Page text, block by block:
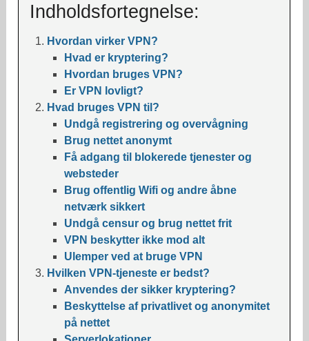
Indholdsfortegnelse:
Hvordan virker VPN?
Hvad er kryptering?
Hvordan bruges VPN?
Er VPN lovligt?
Hvad bruges VPN til?
Undgå registrering og overvågning
Brug nettet anonymt
Få adgang til blokerede tjenester og
websteder
Brug offentlig Wifi og andre åbne
netværk sikkert
Undgå censur og brug nettet frit
VPN beskytter ikke mod alt
Ulemper ved at bruge VPN
Hvilken VPN-tjeneste er bedst?
Anvendes der sikker kryptering?
Beskyttelse af privatlivet og anonymitet
på nettet